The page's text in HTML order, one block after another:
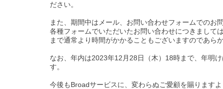
ださい。
また、期間中はメール、お問い合わせフォームでの
各種フォームでいただいたお問い合わせにつきまして
まで通常より時間がかかることもございますので
なお、年内は2023年12月28日（木）18時まで、年明
す。
今後もBroadサービスに、変わらぬご愛顧を賜ります